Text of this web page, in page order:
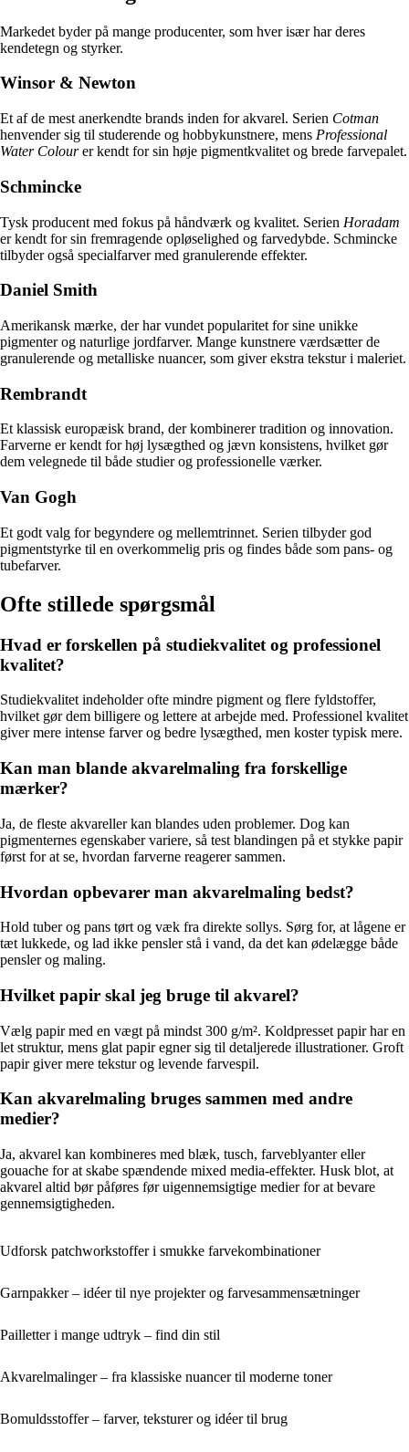
Markedet byder på mange producenter, som hver især har deres
kendetegn og styrker.
Winsor & Newton
Et af de mest anerkendte brands inden for akvarel. Serien Cotman
henvender sig til studerende og hobbykunstnere, mens Professional
Water Colourer kendt for sin høje pigmentkvalitet og brede farvepalet.
Schmincke
Tysk producent med fokus på håndværk og kvalitet. Serien Horadam
er kendt for sin fremragende opløselighed og farvedybde. Schmincke
tilbyder også specialfarver med granulerende effekter.
Daniel Smith
Amerikansk mærke, der har vundet popularitet for sine unikke
pigmenter og naturlige jordfarver. Mange kunstnere værdsætter de
granulerende og metalliske nuancer, som giver ekstra tekstur i maleriet.
Rembrandt
Et klassisk europæisk brand, der kombinerer tradition og innovation.
Farverne er kendt for høj lysægthed og jævn konsistens, hvilket gør
dem velegnede til både studier og professionelle værker.
Van Gogh
Et godt valg for begyndere og mellemtrinnet. Serien tilbyder god
pigmentstyrke til en overkommelig pris og findes både som pans- og
tubefarver.
Ofte stillede spørgsmål
Hvad er forskellen på studiekvalitet og professionel
kvalitet?
Studiekvalitet indeholder ofte mindre pigment og flere fyldstoffer,
hvilket gør dem billigere og lettere at arbejde med. Professionel kvalitet
giver mere intense farver og bedre lysægthed, men koster typisk mere.
Kan man blande akvarelmaling fra forskellige
mærker?
Ja, de fleste akvareller kan blandes uden problemer. Dog kan
pigmenternes egenskaber variere, så test blandingen på et stykke papir
først for at se, hvordan farverne reagerer sammen.
Hvordan opbevarer man akvarelmaling bedst?
Hold tuber og pans tørt og væk fra direkte sollys. Sørg for, at lågene er
tæt lukkede, og lad ikke pensler stå i vand, da det kan ødelægge både
pensler og maling.
Hvilket papir skal jeg bruge til akvarel?
Vælg papir med en vægt på mindst 300 g/m². Koldpresset papir har en
let struktur, mens glat papir egner sig til detaljerede illustrationer. Groft
papir giver mere tekstur og levende farvespil.
Kan akvarelmaling bruges sammen med andre
medier?
Ja, akvarel kan kombineres med blæk, tusch, farveblyanter eller
gouache for at skabe spændende mixed media-effekter. Husk blot, at
akvarel altid bør påføres før uigennemsigtige medier for at bevare
gennemsigtigheden.
Udforsk patchworkstoffer i smukke farvekombinationer
Garnpakker – idéer til nye projekter og farvesammensætninger
Pailletter i mange udtryk – find din stil
Akvarelmalinger – fra klassiske nuancer til moderne toner
Bomuldsstoffer – farver, teksturer og idéer til brug